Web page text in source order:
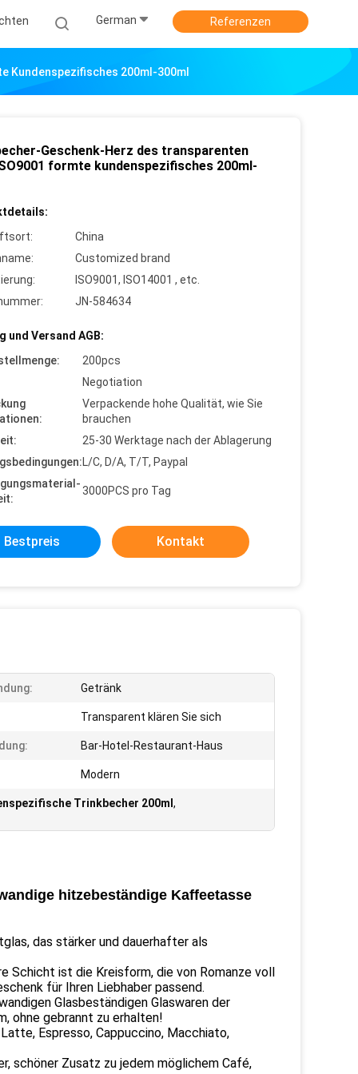
German Referenzen
Kundenspezifisches 200ml-300ml
Geschenk-Herz des transparenten
formte kundenspezifisches 200ml-
China
Customized brand
ISO9001, ISO14001 , etc.
JN-584634
und Versand AGB:
200pcs
Negotiation
Verpackende hohe Qualität, wie Sie
brauchen
25-30 Werktage nach der Ablagerung
L/C, D/A, T/T, Paypal
3000PCS pro Tag
Bestpreis Kontakt
Getränk
Transparent klären Sie sich
Bar-Hotel-Restaurant-Haus
Modern
Trinkbecher 200ml ,
hitzebeständige Kaffeetasse
das stärker und dauerhafter als
Schicht ist die Kreisform, die von Romanze voll
für Ihren Liebhaber passend.
Glasbeständigen Glaswaren der
ohne gebrannt zu erhalten!
Espresso, Cappuccino, Macchiato,
schöner Zusatz zu jedem möglichem Café,